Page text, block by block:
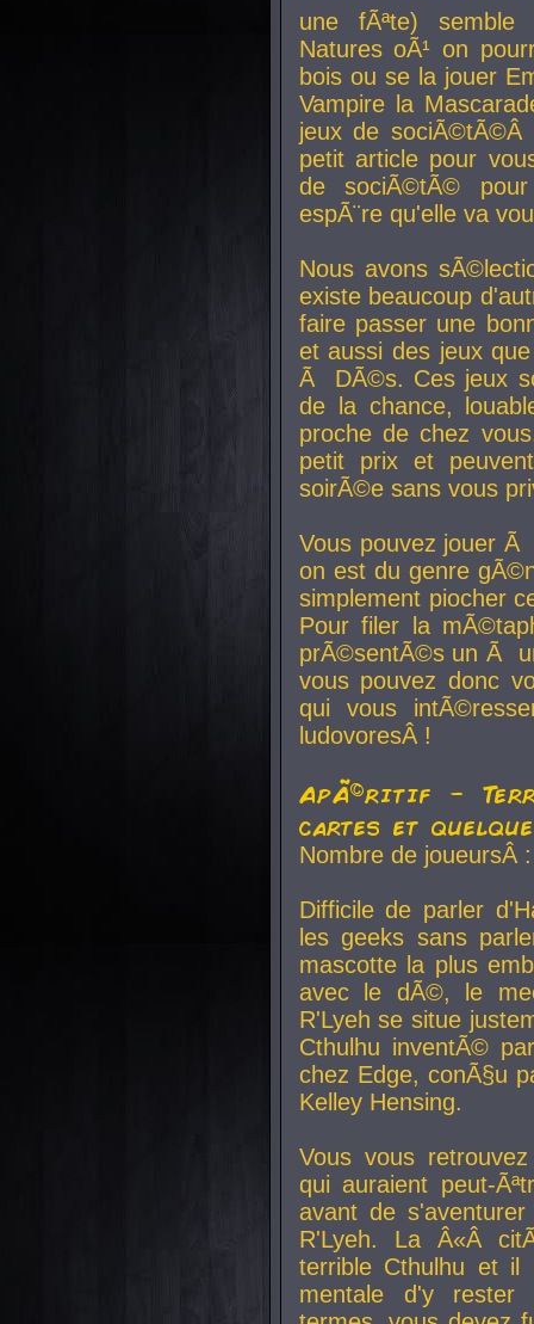
une fÃªte) semble
Natures oÃ¹ on
bois ou se la jouer
Vampire la
jeux de
petit article pour
de sociÃ©tÃ©
espÃ¨re qu'elle va
Nous avons
existe beaucoup
faire passer une
et aussi des jeux
Ã DÃ©s. Ces jeux
de la chance,
proche de chez
petit prix et
soirÃ©e sans vous
Vous pouvez jouer
on est du genre
simplement piocher
Pour filer la
prÃ©sentÃ©s un Ã
vous pouvez donc
qui vous
ludovoresÂ !
ApÃ©ritif -
cartes et
Nombre de
Difficile de parler
les geeks sans
mascotte la plus
avec le dÃ©, le
R'Lyeh se situe
Cthulhu inventÃ©
chez Edge, conÃ§u
Kelley Hensing.
Vous vous
qui auraient peut-
avant de
R'Lyeh. La Â«Â
terrible Cthulhu et
mentale d'y rester